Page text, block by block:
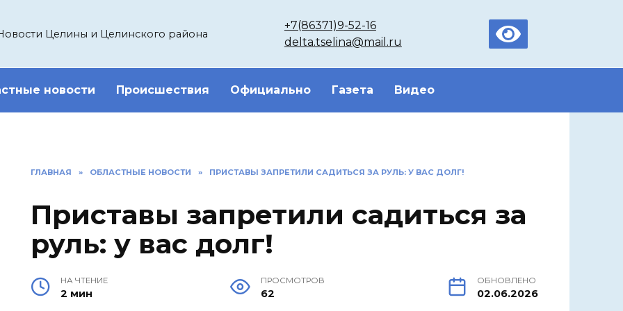
Целины и Целинского района
+7(86371)9-52-16
delta.tselina@mail.ru
новости Происшествия Официально Газета Видео
ГЛАВНАЯ » ОБЛАСТНЫЕ НОВОСТИ » ПРИСТАВЫ ЗАПРЕТИЛИ САДИТЬСЯ ЗА РУЛЬ: У ВАС ДОЛГ!
Приставы запретили садиться за
руль: у вас долг!
НА ЧТЕНИЕ
2 мин
ПРОСМОТРОВ
62
ОБНОВЛЕНО
02.06.2026